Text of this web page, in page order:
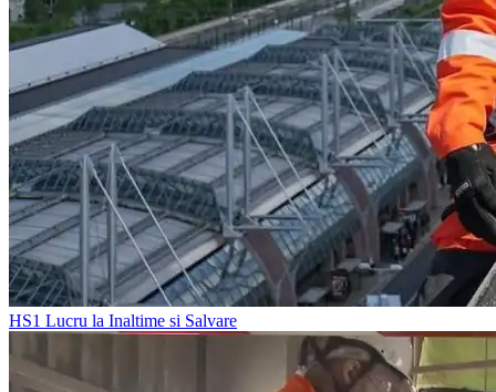
HS1 Lucru la Inaltime si Salvare